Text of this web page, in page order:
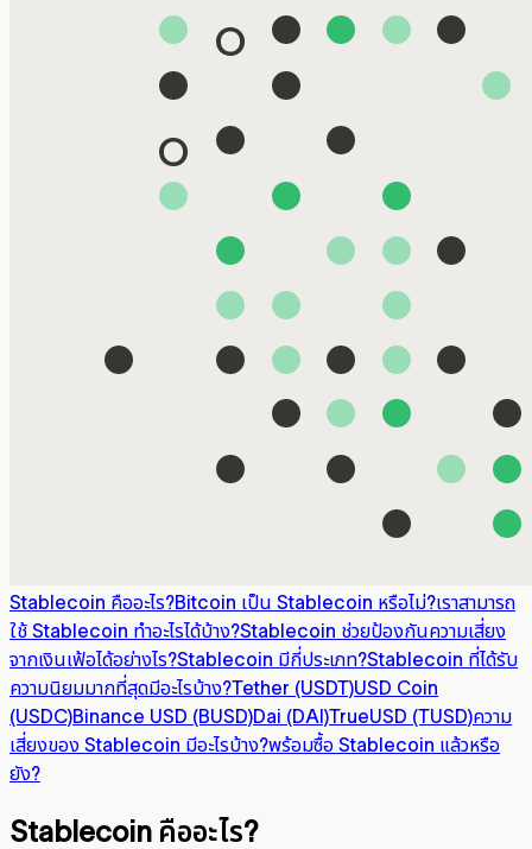
Stablecoin คืออะไร?Bitcoin เป็น Stablecoin หรือไม่?เราสามารถ
ใช้ Stablecoin ทำอะไรได้บ้าง?Stablecoin ช่วยป้องกันความเสี่ยง
จากเงินเฟ้อได้อย่างไร?Stablecoin มีกี่ประเภท?Stablecoin ที่ได้รับ
ความนิยมมากที่สุดมีอะไรบ้าง?Tether (USDT)USD Coin
(USDC)Binance USD (BUSD)Dai (DAI)TrueUSD (TUSD)ความ
เสี่ยงของ Stablecoin มีอะไรบ้าง?พร้อมซื้อ Stablecoin แล้วหรือ
ยัง?
Stablecoin คืออะไร?